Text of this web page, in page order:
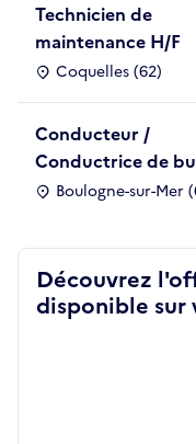
Technicien de
maintenance H/F
Coquelles (62)
Conducteur /
Conductrice de
Boulogne-sur-Mer
Découvrez
disponible